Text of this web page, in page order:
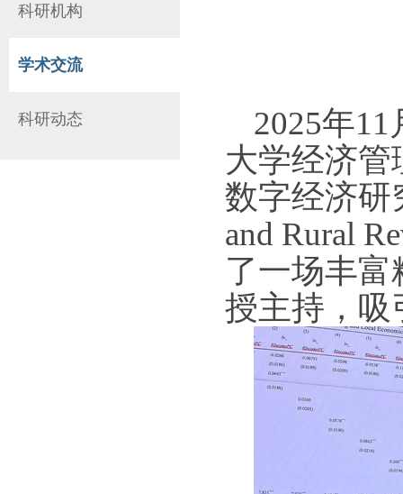
科研机构
学术交流
科研动态 2025年11
大学经济管
数字经济研
and Rural
了一场丰
授主持，吸